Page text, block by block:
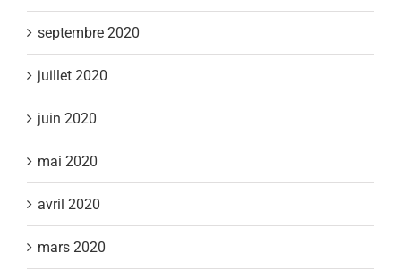
septembre 2020
juillet 2020
juin 2020
mai 2020
avril 2020
mars 2020